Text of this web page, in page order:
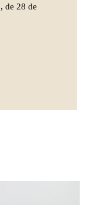
de 28 de